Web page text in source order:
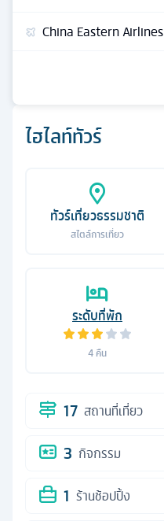
ไฮไลท์ทัวร์
ทัวร์เที่ยวธรรมชาติ
สไตล์การเที่ยว
ระดับที่พัก
4 คืน
17 สถานที่เที่ยว
3 กิจกรรม
1 ร้านช้อปปิ้ง
China Eastern Airlines